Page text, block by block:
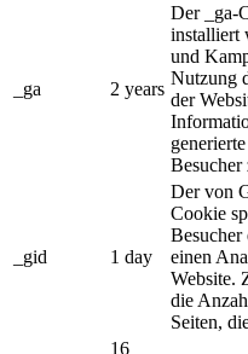
_ga 2 years
Der _ga-
installiert
und
Nutzung
der
Besucher
_gid 1 day
Der von
Cookie
Besucher
einen
Website.
die
Seiten,
16